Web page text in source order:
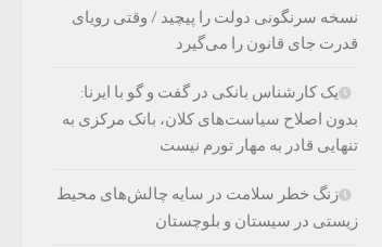
نسخه سرنگونی دولت را پیچید / وقتی رویای
قدرت جای قانون را می‌گیرد
یک کارشناس بانکی در گفت و گو با ایرنا:
بدون اصلاح سیاست‌های کلان، بانک مرکزی به
تنهایی قادر به مهار تورم نیست
زنگ خطر سلامت در سایه چالش‌های محیط
زیستی در سیستان و بلوچستان